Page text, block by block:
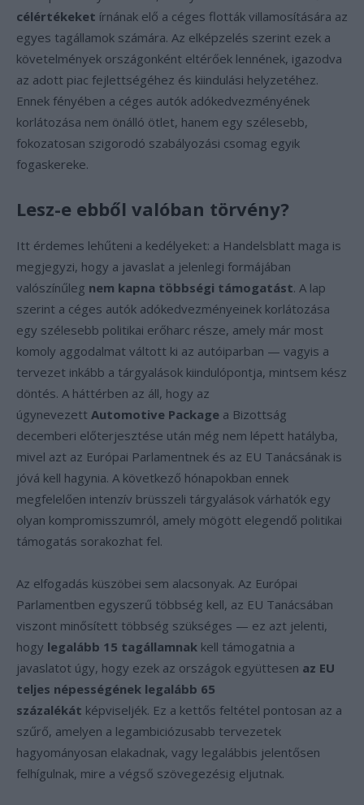
célértékeket írnának elő a céges flották villamosítására az
egyes tagállamok számára. Az elképzelés szerint ezek a
követelmények országonként eltérőek lennének, igazodva
az adott piac fejlettségéhez és kiindulási helyzetéhez.
Ennek fényében a céges autók adókedvezményének
korlátozása nem önálló ötlet, hanem egy szélesebb,
fokozatosan szigorodó szabályozási csomag egyik
fogaskereke.
Lesz-e ebből valóban törvény?
Itt érdemes lehűteni a kedélyeket: a Handelsblatt maga is
megjegyzi, hogy a javaslat a jelenlegi formájában
valószínűleg nem kapna többségi támogatást. A lap
szerint a céges autók adókedvezményeinek korlátozása
egy szélesebb politikai erőharc része, amely már most
komoly aggodalmat váltott ki az autóiparban — vagyis a
tervezet inkább a tárgyalások kiindulópontja, mintsem kész
döntés. A háttérben az áll, hogy az
úgynevezett Automotive Package a Bizottság
decemberi előterjesztése után még nem lépett hatályba,
mivel azt az Európai Parlamentnek és az EU Tanácsának is
jóvá kell hagynia. A következő hónapokban ennek
megfelelően intenzív brüsszeli tárgyalások várhatók egy
olyan kompromisszumról, amely mögött elegendő politikai
támogatás sorakozhat fel.
Az elfogadás küszöbei sem alacsonyak. Az Európai
Parlamentben egyszerű többség kell, az EU Tanácsában
viszont minősített többség szükséges — ez azt jelenti,
hogy legalább 15 tagállamnak kell támogatnia a
javaslatot úgy, hogy ezek az országok együttesen az EU
teljes népességének legalább 65
százalékát képviseljék. Ez a kettős feltétel pontosan az a
szűrő, amelyen a legambiciózusabb tervezetek
hagyományosan elakadnak, vagy legalábbis jelentősen
felhígulnak, mire a végső szövegezésig eljutnak.